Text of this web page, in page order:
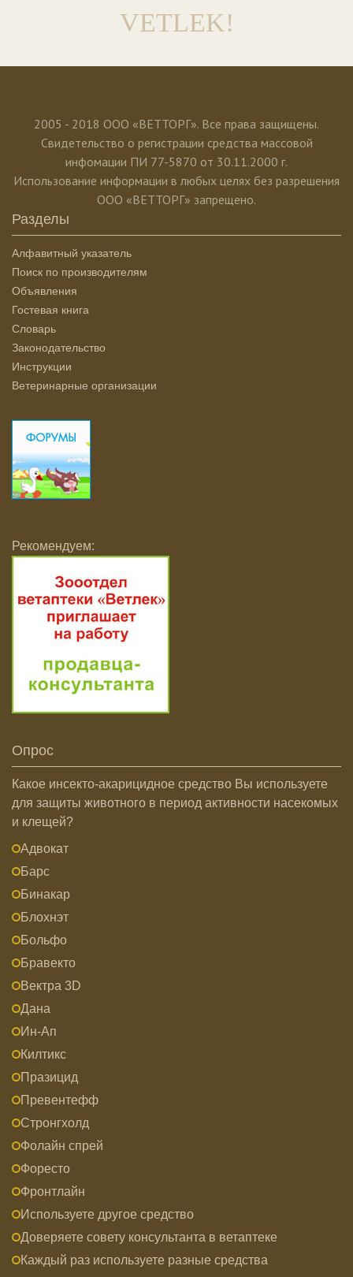
VETLEK!
2005 - 2018 ООО «ВЕТТОРГ». Все права защищены.
Свидетельство о регистрации средства массовой
инфомации ПИ 77-5870 от 30.11.2000 г.
Использование информации в любых целях без разрешения
ООО «ВЕТТОРГ» запрещено.
Разделы
Алфавитный указатель
Поиск по производителям
Объявления
Гостевая книга
Словарь
Законодательство
Инструкции
Ветеринарные организации
Рекомендуем:
Опрос
Какое инсекто-акарицидное средство Вы используете
для защиты животного в период активности насекомых
и клещей?
Адвокат
Барс
Бинакар
Блохнэт
Больфо
Бравекто
Вектра 3D
Дана
Ин-Ап
Килтикс
Празицид
Превентефф
Стронгхолд
Фолайн спрей
Форесто
Фронтлайн
Используете другое средство
Доверяете совету консультанта в ветаптеке
Каждый раз используете разные средства